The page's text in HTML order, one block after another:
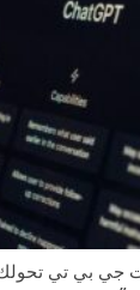
جي بي تي